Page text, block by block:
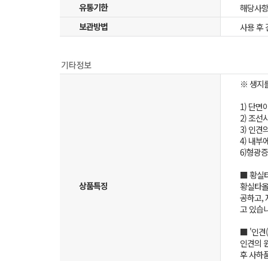
유통기한
해당사
보관방법
사용 후
상품특징
※ 생지
1) 단면
2) 조선
3) 인견
4) 내부
6)형광
■ 황실
황실타
공하고,
고 있습
■ '인견(
인견의
후 사하